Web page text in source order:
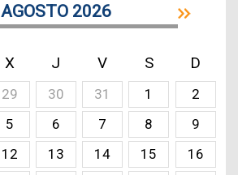
AGOSTO 2026
X J V S D
29 30 31 1
2
5 6 7 8
9
12 13 14 15
16